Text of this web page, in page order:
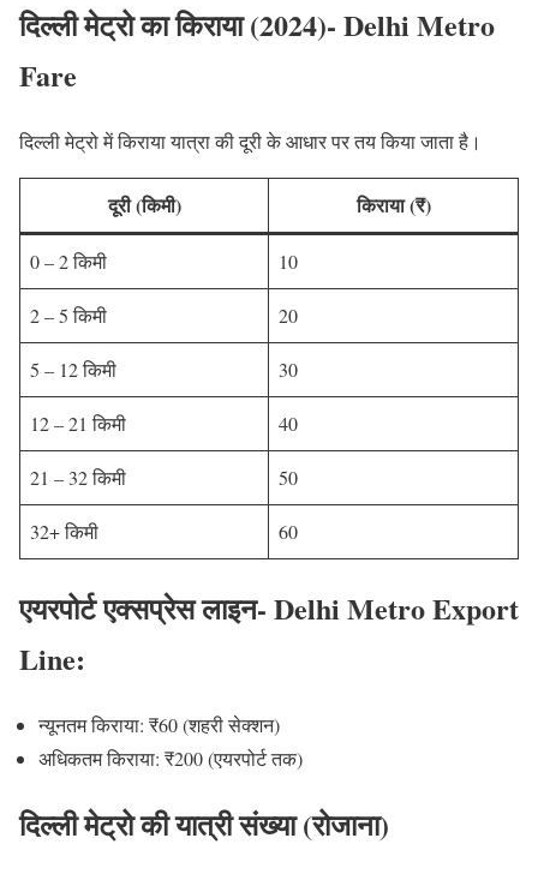
दिल्ली मेट्रो का किराया (2024)- Delhi Metro
Fare
दिल्ली मेट्रो में किराया यात्रा की दूरी के आधार पर तय किया जाता है।
दूरी (किमी) किराया (₹)
0 – 2 किमी 10
2 – 5 किमी 20
5 – 12 किमी 30
12 – 21 किमी 40
21 – 32 किमी 50
32+ किमी 60
एयरपोर्ट एक्सप्रेस लाइन- Delhi Metro Export
Line:
न्यूनतम किराया: ₹60 (शहरी सेक्शन)
अधिकतम किराया: ₹200 (एयरपोर्ट तक)
दिल्ली मेट्रो की यात्री संख्या (रोजाना)